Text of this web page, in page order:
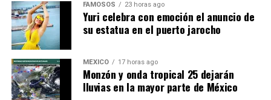
FAMOSOS 23 horas ago
Yuri celebra con emoción el anuncio de
su estatua en el puerto jarocho
MÉXICO 17 horas ago
Monzón y onda tropical 25 dejarán
lluvias en la mayor parte de México